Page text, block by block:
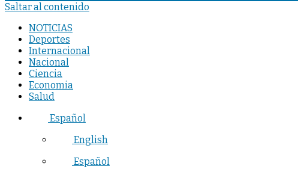
Saltar al contenido
NOTICIAS
Deportes
Internacional
Nacional
Ciencia
Economia
Salud
Español
English
Español